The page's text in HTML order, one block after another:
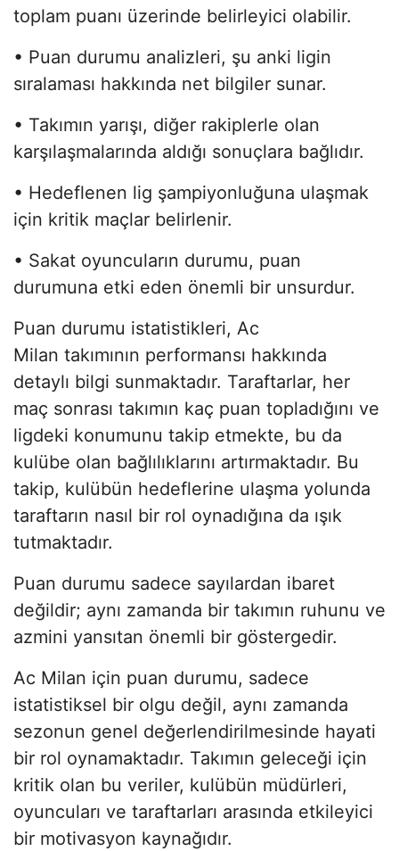
toplam puanı üzerinde belirleyici olabilir.
• Puan durumu analizleri, şu anki ligin
sıralaması hakkında net bilgiler sunar.
• Takımın yarışı, diğer rakiplerle olan
karşılaşmalarında aldığı sonuçlara bağlıdır.
• Hedeflenen lig şampiyonluğuna ulaşmak
için kritik maçlar belirlenir.
• Sakat oyuncuların durumu, puan
durumuna etki eden önemli bir unsurdur.
Puan durumu istatistikleri, Ac
Milan takımının performansı hakkında
detaylı bilgi sunmaktadır. Taraftarlar, her
maç sonrası takımın kaç puan topladığını ve
ligdeki konumunu takip etmekte, bu da
kulübe olan bağlılıklarını artırmaktadır. Bu
takip, kulübün hedeflerine ulaşma yolunda
taraftarın nasıl bir rol oynadığına da ışık
tutmaktadır.
Puan durumu sadece sayılardan ibaret
değildir; aynı zamanda bir takımın ruhunu ve
azmini yansıtan önemli bir göstergedir.
Ac Milan için puan durumu, sadece
istatistiksel bir olgu değil, aynı zamanda
sezonun genel değerlendirilmesinde hayati
bir rol oynamaktadır. Takımın geleceği için
kritik olan bu veriler, kulübün müdürleri,
oyuncuları ve taraftarları arasında etkileyici
bir motivasyon kaynağıdır.